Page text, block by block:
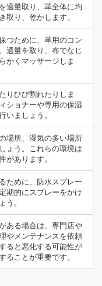
適量取り、革全体に均
取り、乾かします。
つために、革用のコン
適量を取り、布でなじ
かくマッサージしま
りひび割れたりしま
ショナーや専用の保湿
いましょう。
場所、湿気の多い場所
ょう。これらの環境は
があります。
ために、防水スプレー
期的にスプレーをかけ
う。
ある場合は、専門店や
やメンテナンスを依頼
ると悪化する可能性が
ることが重要です。